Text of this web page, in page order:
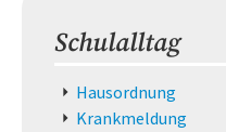
Schulalltag
Navigation
überspringen
Hausordnung
Krankmeldung